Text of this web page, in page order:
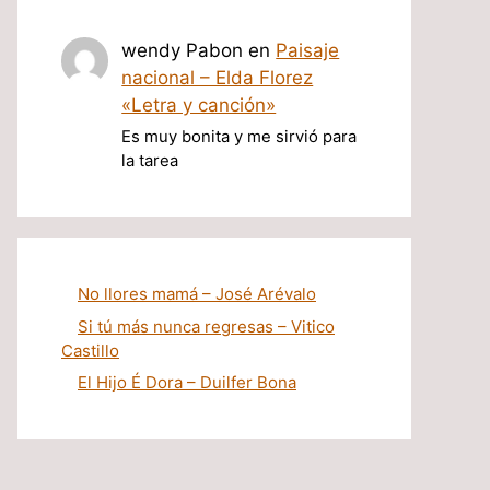
wendy Pabon en Paisaje
nacional – Elda Florez
«Letra y canción»
Es muy bonita y me sirvió para
la tarea
No llores mamá – José Arévalo
Si tú más nunca regresas – Vitico
Castillo
El Hijo É Dora – Duilfer Bona